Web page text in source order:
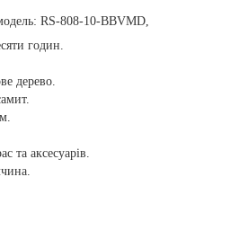
RS-808-10-BBVMD,
годин.
дерево.
та аксесуарів.